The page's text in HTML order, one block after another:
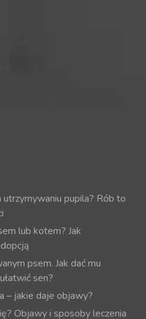
utrzymywaniu pupila? Rób to
lub kotem? Jak
psem. Jak dać mu
sen?
– jakie daje objawy?
Objawy i sposoby leczenia